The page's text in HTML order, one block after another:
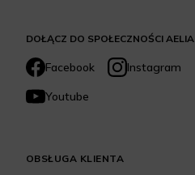
DOŁĄCZ DO SPOŁECZNOŚCI AELIA
Facebook
Instagram
Youtube
OBSŁUGA KLIENTA